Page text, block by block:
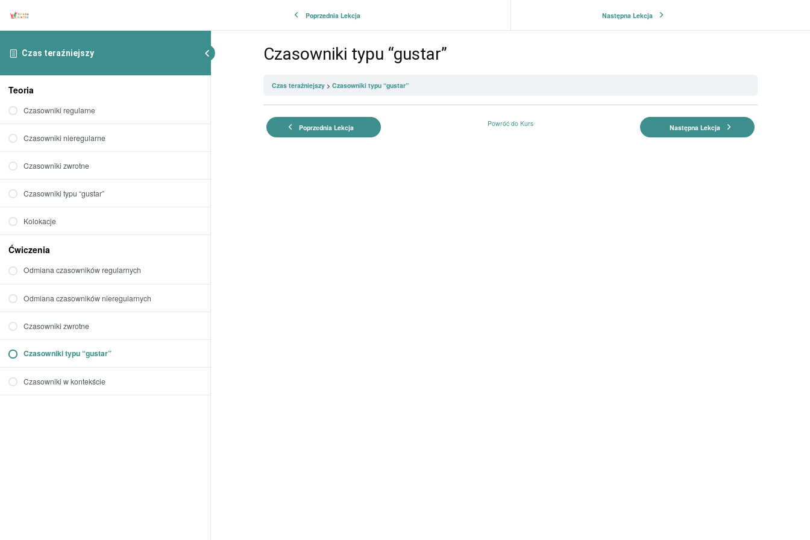
Czas teraźniejszy
Teoria
Czasowniki regularne
Czasowniki nieregularne
Czasowniki zwrotne
Czasowniki typu “gustar”
Kolokacje
Ćwiczenia
Odmiana czasowników regularnych
Odmiana czasowników nieregularnych
Czasowniki zwrotne
Czasowniki typu “gustar”
Czasowniki w kontekście
Poprzednia Lekcja Następna Lekcja
Czasowniki typu “gustar”
Czas teraźniejszy Czasowniki typu “gustar”
Poprzednia Lekcja Powróć do Kurs Następna Lekcja